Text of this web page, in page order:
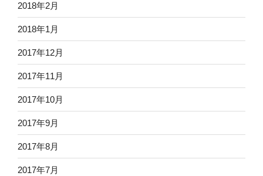
2018年2月
2018年1月
2017年12月
2017年11月
2017年10月
2017年9月
2017年8月
2017年7月